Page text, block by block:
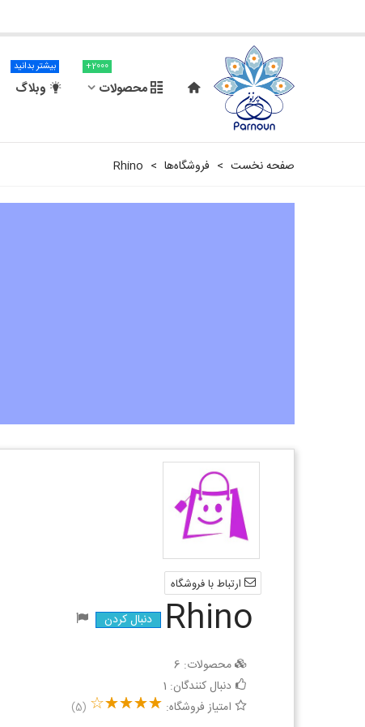
محصولات
2000+
وبلاگ
بیشتر بدانید
صفحه نخست > فروشگاه‌ها >
Rhino
ارتباط با فروشگاه
Rhino دنبال کردن
6
1
(5)